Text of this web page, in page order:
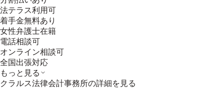
法テラス利用可
着手金無料あり
女性弁護士在籍
電話相談可
オンライン相談可
全国出張対応
もっと見る
クラルス法律会計事務所の詳細を見る